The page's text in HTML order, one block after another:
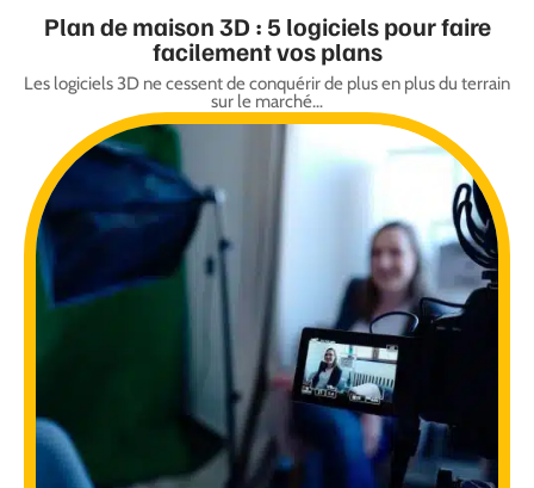
Plan de maison 3D : 5 logiciels pour faire
facilement vos plans
Les logiciels 3D ne cessent de conquérir de plus en plus du terrain
sur le marché…